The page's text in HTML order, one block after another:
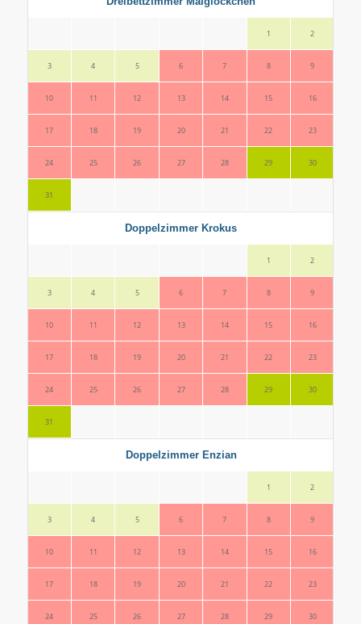
1 2
3 4 5 6 7 8 9
10 11 12 13 14 15 16
17 18 19 20 21 22 23
24 25 26 27 28 29 30
31
Doppelzimmer Krokus
1 2
3 4 5 6 7 8 9
10 11 12 13 14 15 16
17 18 19 20 21 22 23
24 25 26 27 28 29 30
31
Doppelzimmer Enzian
1 2
3 4 5 6 7 8 9
10 11 12 13 14 15 16
17 18 19 20 21 22 23
24 25 26 27 28 29 30